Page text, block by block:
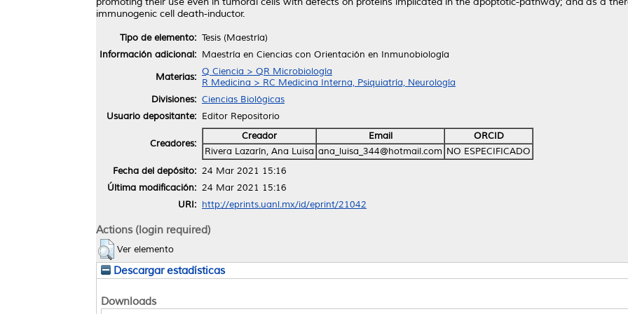
immunogenic cell death-inductor.
Tipo de elemento: Tesis (Maestría)
Información adicional: Maestría en Ciencias con Orientación en Inmunobiología
Materias: Q Ciencia > QR Microbiología
R Medicina > RC Medicina Interna, Psiquiatría, Neurología
Divisiones: Ciencias Biológicas
Usuario depositante: Editor Repositorio
Creadores:
Creador Email
ORCID
Rivera Lazarín, Ana Luisa ana_luisa_344@hotmail.com NO ESPECIFICADO
Fecha del depósito: 24 Mar 2021 15:16
Última modificación: 24 Mar 2021 15:16
URI: http://eprints.uanl.mx/id/eprint/21042
Actions (login required)
Ver elemento
Descargar estadísticas
Downloads